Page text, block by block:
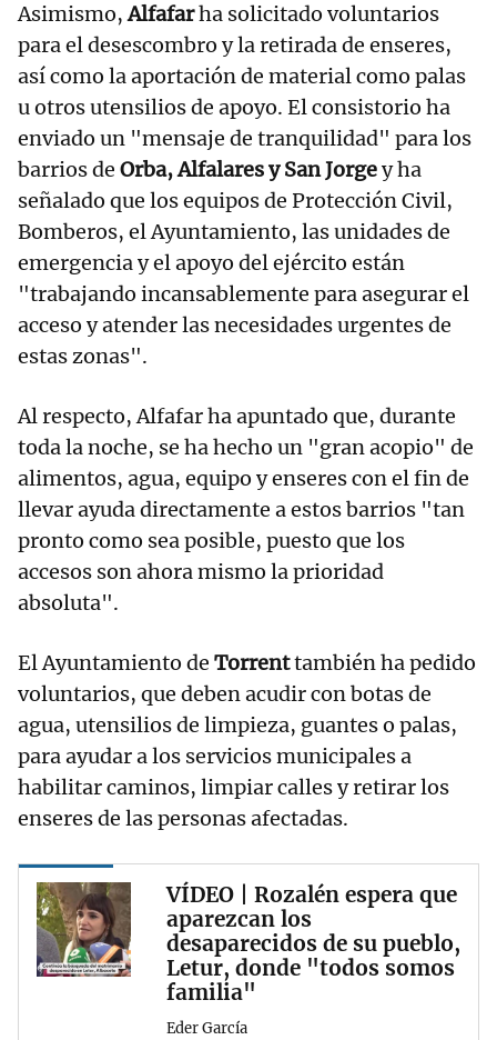
Asimismo,Alfafarha solicitado voluntarios
para el desescombro y la retirada de enseres,
así como la aportación de material como palas
u otros utensilios de apoyo. El consistorio ha
enviado un "mensaje de tranquilidad" para los
barrios de Orba, Alfalares y San Jorgey ha
señalado que los equipos de Protección Civil,
Bomberos, el Ayuntamiento, las unidades de
emergencia y el apoyo del ejército están
"trabajando incansablemente para asegurar el
acceso y atender las necesidades urgentes de
estas zonas".
Al respecto, Alfafar ha apuntado que, durante
toda la noche, se ha hecho un "gran acopio" de
alimentos, agua, equipo y enseres con el fin de
llevar ayuda directamente a estos barrios "tan
pronto como sea posible, puesto que los
accesos son ahora mismo la prioridad
absoluta".
El Ayuntamiento de Torrenttambién ha pedido
voluntarios, que deben acudir con botas de
agua, utensilios de limpieza, guantes o palas,
para ayudar a los servicios municipales a
habilitar caminos, limpiar calles y retirar los
enseres de las personas afectadas.
VÍDEO | Rozalén espera que
aparezcan los
desaparecidos de su pueblo,
Letur, donde "todos somos
familia"
Eder García